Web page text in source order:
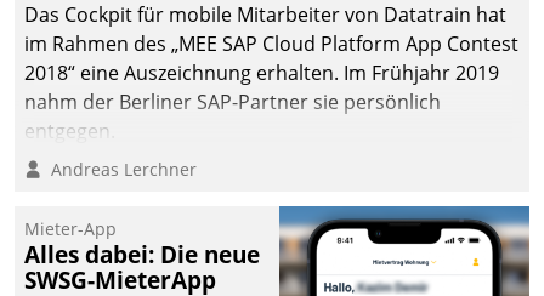
Das Cockpit für mobile Mitarbeiter von Datatrain hat
im Rahmen des „MEE SAP Cloud Platform App Contest
2018“ eine Auszeichnung erhalten. Im Frühjahr 2019
nahm der Berliner SAP-Partner sie persönlich
entgegen.
Andreas Lerchner
Mieter-App
Alles dabei: Die neue
SWSG-MieterApp